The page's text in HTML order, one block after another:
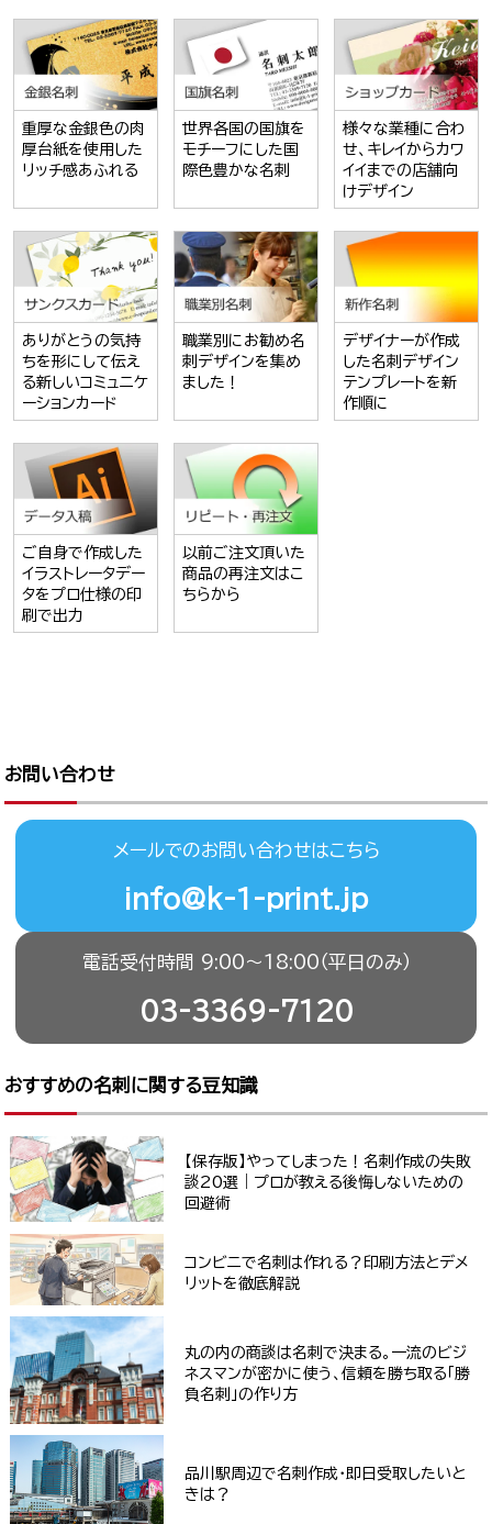
重厚な金銀色の肉
厚台紙を使用した
リッチ感あふれる
世界各国の国旗を
モチーフにした国
際色豊かな名刺
様々な業種に合わ
せ、キレイからカワ
イイまでの店舗向
けデザイン
ありがとうの気持
ちを形にして伝え
る新しいコミュニケ
ーションカード
職業別にお勧め名
刺デザインを集め
ました！
デザイナーが作成
した名刺デザイン
テンプレートを新
作順に
ご自身で作成した
イラストレータデー
タをプロ仕様の印
刷で出力
以前ご注文頂いた
商品の再注文はこ
ちらから
お問い合わせ
メールでのお問い合わせはこちら
info@k-1-print.jp
電話受付時間 9:00〜18:00（平日のみ）
03-3369-7120
おすすめの名刺に関する豆知識
【保存版】やってしまった！名刺作成の失敗
談20選｜プロが教える後悔しないための
回避術
コンビニで名刺は作れる？印刷方法とデメ
リットを徹底解説
丸の内の商談は名刺で決まる。一流のビジ
ネスマンが密かに使う、信頼を勝ち取る「勝
負名刺」の作り方
品川駅周辺で名刺作成・即日受取したいと
きは？